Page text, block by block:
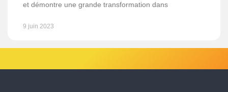
et démontre une grande transformation dans
9 juin 2023